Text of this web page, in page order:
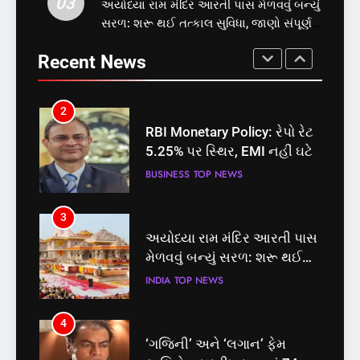
2
RBI Monetary Policy: રેપો રેટ
5.25% પર સ્થિર, EMI નહીં ઘટે
3
અયોધ્યા રામ મંદિર આરતી પાસ
મેળવવું બન્યું સરળ: શરૂ થઈ
તત્કાલ સુવિધા, જાણો સંપૂર્ણ
INDIA TOP NEWS
4
‘ગજિની’ અને ‘લગાન’ ફેમ
અભિનેતા પ્રદીપ રાવતનું 74
વર્ષની વયે નિધન, બ્લડ કેન્સર
ENTERTAINMENT
5
કોડીનારના છારા દરિયાકાંઠે પાંચ
અયોધ્યા રામ મંદિર આરતી પાસ મેળવવું બન્યું
સરળ: શરૂ થઈ તત્કાલ સુવિધા, જાણો સંપૂર્ણ
Recent News
1
સમાજવાદી પાર્ટીએ અયોધ્યા
બેઠક પરથી પવન પાંડેને 2027
માટે બનાવાયા ઉમેદવાર
2
RBI Monetary Policy: રેપો રેટ
5.25% પર સ્થિર, EMI નહીં ઘટે
BUSINESS TOP NEWS
3
અયોધ્યા રામ મંદિર આરતી પાસ
મેળવવું બન્યું સરળ: શરૂ થઈ
તત્કાલ સુવિધા, જાણો સંપૂર્ણ
INDIA TOP NEWS
4
‘ગજિની’ અને ‘લગાન’ ફેમ